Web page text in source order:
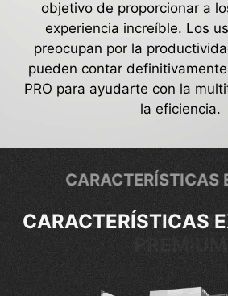
objetivo de proporcionar a
experiencia increíble. Los
preocupan por la
pueden contar
PRO para ayudarte con la
la eficiencia.
CARACTERÍSTICAS
CARACTERÍSTICAS